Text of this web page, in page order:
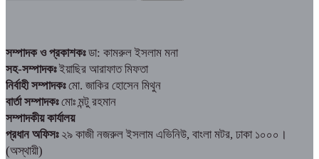
সম্পাদক ও প্রকাশকঃডা: কামরুল ইসলাম মনা
সহ-সম্পাদকঃইয়াছির আরাফাত মিফতা
নির্বাহী সম্পাদকঃমো. জাকির হোসেন মিথুন
বার্তা সম্পাদকঃমোঃ মন্টু রহমান
সম্পাদকীয় কার্যালয়
প্রধান অফিসঃ২৯ কাজী নজরুল ইসলাম এভিনিউ, বাংলা মটর, ঢাকা ১০০০।
(অস্থায়ী)